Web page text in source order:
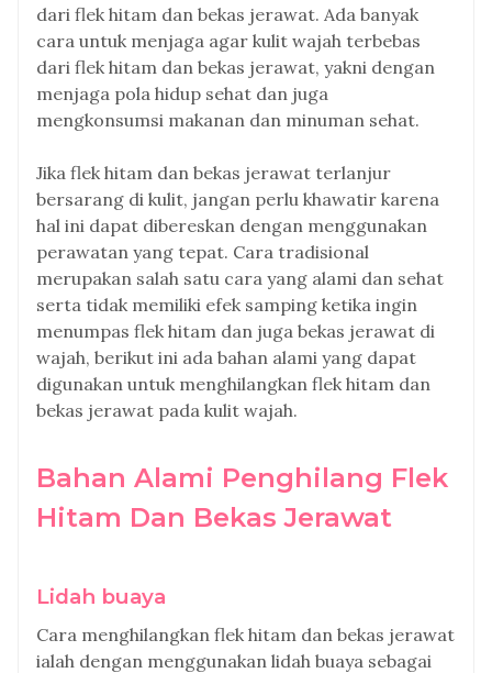
dari flek hitam dan bekas jerawat. Ada banyak
cara untuk menjaga agar kulit wajah terbebas
dari flek hitam dan bekas jerawat, yakni dengan
menjaga pola hidup sehat dan juga
mengkonsumsi makanan dan minuman sehat.
Jika flek hitam dan bekas jerawat terlanjur
bersarang di kulit, jangan perlu khawatir karena
hal ini dapat dibereskan dengan menggunakan
perawatan yang tepat. Cara tradisional
merupakan salah satu cara yang alami dan sehat
serta tidak memiliki efek samping ketika ingin
menumpas flek hitam dan juga bekas jerawat di
wajah, berikut ini ada bahan alami yang dapat
digunakan untuk menghilangkan flek hitam dan
bekas jerawat pada kulit wajah.
Bahan Alami Penghilang Flek
Hitam Dan Bekas Jerawat
Lidah buaya
Cara menghilangkan flek hitam dan bekas jerawat
ialah dengan menggunakan lidah buaya sebagai